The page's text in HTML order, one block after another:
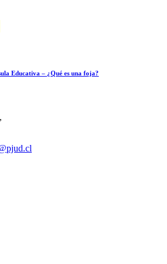
Educativa – ¿Qué es una foja?